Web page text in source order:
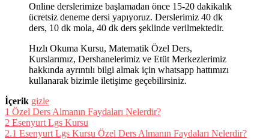
Online derslerimize başlamadan önce 15-20 dakikalık
ücretsiz deneme dersi yapıyoruz. Derslerimiz 40 dk
ders, 10 dk mola, 40 dk ders şeklinde verilmektedir.
Hızlı Okuma Kursu, Matematik Özel Ders,
Kurslarımız, Dershanelerimiz ve Etüt Merkezlerimiz
hakkında ayrıntılı bilgi almak için whatsapp hattımızı
kullanarak bizimle iletişime geçebilirsiniz.
İçerik gizle
1 Özel Ders Almanın Faydaları Nelerdir?
2 Esenyurt Lgs Kursu
2.1 Esenyurt Lgs Kursu Özel Ders Almanın Faydaları Nelerdir?